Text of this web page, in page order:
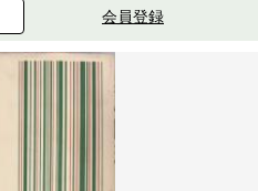
会員登録